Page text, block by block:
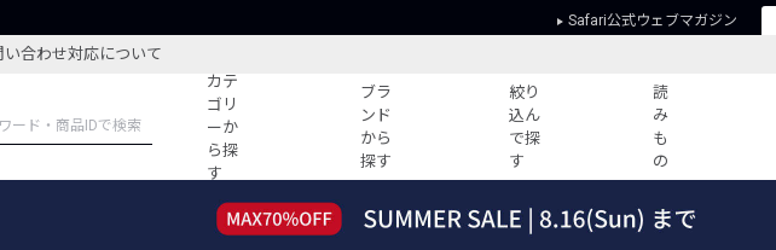
Safari公式ウェブマガジン
合わせ対応について
カテ
ゴリ
ーか
ら探
す
ブラ
ンド
から
探す
絞り
込ん
で探
す
読
み
も
の
すべての記事